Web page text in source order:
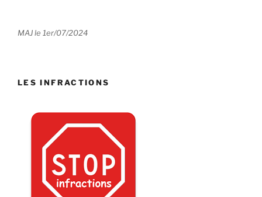
MAJ le 1er/07/2024
LES INFRACTIONS